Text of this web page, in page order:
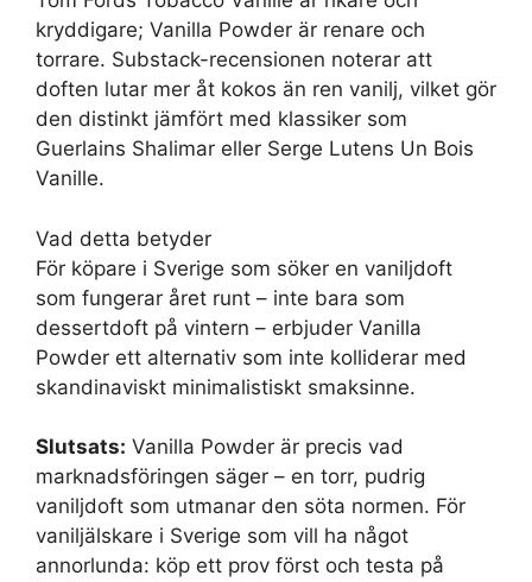
kryddigare; Vanilla Powder är renare och
torrare. Substack-recensionen noterar att
doften lutar mer åt kokos än ren vanilj, vilket gör
den distinkt jämfört med klassiker som
Guerlains Shalimar eller Serge Lutens Un Bois
Vanille.
Vad detta betyder
För köpare i Sverige som söker en vaniljdoft
som fungerar året runt – inte bara som
dessertdoft på vintern – erbjuder Vanilla
Powder ett alternativ som inte kolliderar med
skandinaviskt minimalistiskt smaksinne.
Slutsats: Vanilla Powder är precis vad
marknadsföringen säger – en torr, pudrig
vaniljdoft som utmanar den söta normen. För
vaniljälskare i Sverige som vill ha något
annorlunda: köp ett prov först och testa på